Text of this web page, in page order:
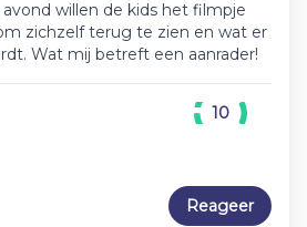
willen de kids het filmpje
zichzelf terug te zien en wat er
Wat mij betreft een aanrader!
10
Reageer